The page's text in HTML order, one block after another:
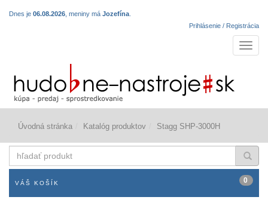
Dnes je 06.08.2026 , meniny má Jozefína
Prihlásenie / Registrácia
Úvodná stránka Katalóg produktov Stagg SHP-3000H
produkt
VÁŠ KOŠÍK 0